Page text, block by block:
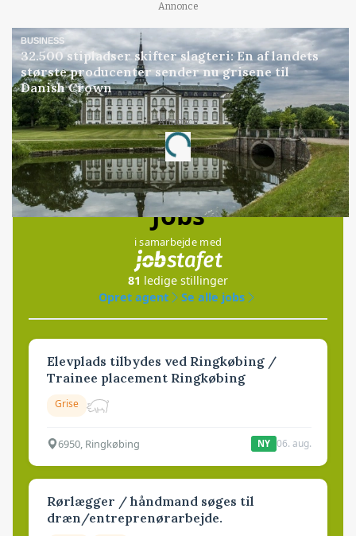
Annonce
BUSINESS
32.500 stipladser skifter slagteri: En af landets
største producenter sender nu grisene til
Danish Crown
Annonce
Loading...
Jobs
i samarbejde med
81 ledige stillinger
Opret agent
Se alle jobs
Elevplads tilbydes ved Ringkøbing /
Trainee placement Ringkøbing
Grise
6950, Ringkøbing NY 06. aug.
Rørlægger / håndmand søges til
dræn/entreprenørarbejde.